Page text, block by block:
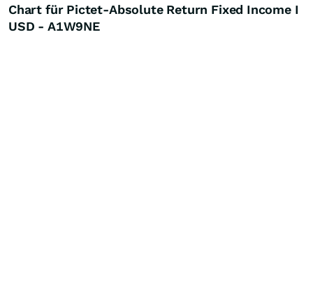
Chart für Pictet-Absolute Return Fixed Income I
USD - A1W9NE